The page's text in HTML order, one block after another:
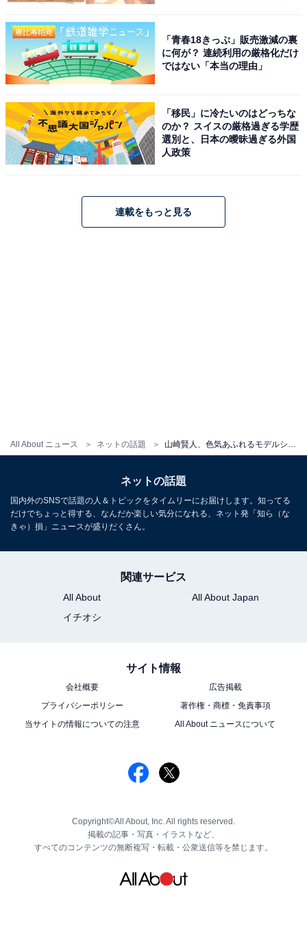
All About ニュース ネットの話題
「青春18きっぷ」販売激減の裏
に何が？ 連続利用の厳格化だけ
ではない「本当の理由」
「移民」に冷たいのはどっちな
のか？ スイスの厳格過ぎる学歴
選別と、日本の曖昧過ぎる外国
人政策
連載をもっと見る
ネットの話題
国内外のSNSで話題の人＆トピックをタイムリーにお届けします。知ってる
だけでちょっと得する、なんだか楽しい気分になれる、ネット発「知ら（な
きゃ）損」ニュースが盛りだくさん。
関連サービス
All About
All About Japan
イチオシ
サイト情報
会社概要
広告掲載
プライバシーポリシー
著作権・商標・免責事項
当サイトの情報についての注意
All About ニュースについて
Copyright©All About, Inc. All rights reserved.
掲載の記事・写真・イラストなど、
すべてのコンテンツの無断複写・転載・公衆送信等を禁じます。